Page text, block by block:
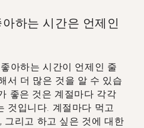
하는 시간은 언제인
아하는 시간이 언제인 줄
서 더 많은 것을 알 수 있습
좋은 것은 계절마다 각각
것입니다. 계절마다 먹고
그리고 하고 싶은 것에 대한